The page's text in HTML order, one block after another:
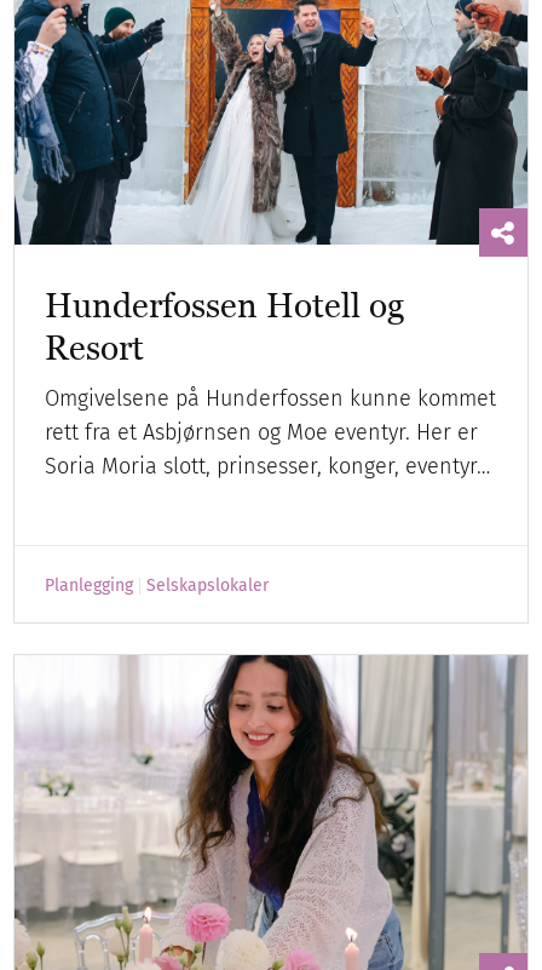
Hunderfossen Hotell og
Resort
Omgivelsene på Hunderfossen kunne kommet
rett fra et Asbjørnsen og Moe eventyr. Her er
Soria Moria slott, prinsesser, konger, eventyr…
Planlegging Selskapslokaler